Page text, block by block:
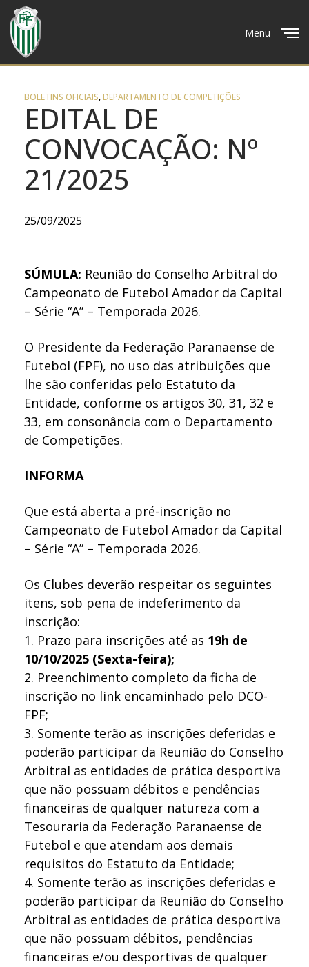
Menu
BOLETINS OFICIAIS,DEPARTAMENTO DE COMPETIÇÕES
EDITAL DE
CONVOCAÇÃO: Nº
21/2025
25/09/2025
SÚMULA: Reunião do Conselho Arbitral do
Campeonato de Futebol Amador da Capital
– Série “A” – Temporada 2026.
O Presidente da Federação Paranaense de
Futebol (FPF), no uso das atribuições que
lhe são conferidas pelo Estatuto da
Entidade, conforme os artigos 30, 31, 32 e
33, em consonância com o Departamento
de Competições.
INFORMA
Que está aberta a pré-inscrição no
Campeonato de Futebol Amador da Capital
– Série “A” – Temporada 2026.
Os Clubes deverão respeitar os seguintes
itens, sob pena de indeferimento da
inscrição:
1. Prazo para inscrições até as 19h de
10/10/2025 (Sexta-feira);
2. Preenchimento completo da ficha de
inscrição no link encaminhado pelo DCO-
FPF;
3. Somente terão as inscrições deferidas e
poderão participar da Reunião do Conselho
Arbitral as entidades de prática desportiva
que não possuam débitos e pendências
financeiras de qualquer natureza com a
Tesouraria da Federação Paranaense de
Futebol e que atendam aos demais
requisitos do Estatuto da Entidade;
4. Somente terão as inscrições deferidas e
poderão participar da Reunião do Conselho
Arbitral as entidades de prática desportiva
que não possuam débitos, pendências
financeiras e/ou desportivas de qualquer